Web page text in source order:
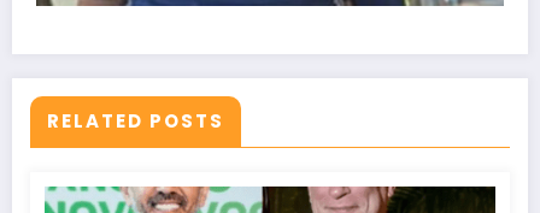
RELATED POSTS